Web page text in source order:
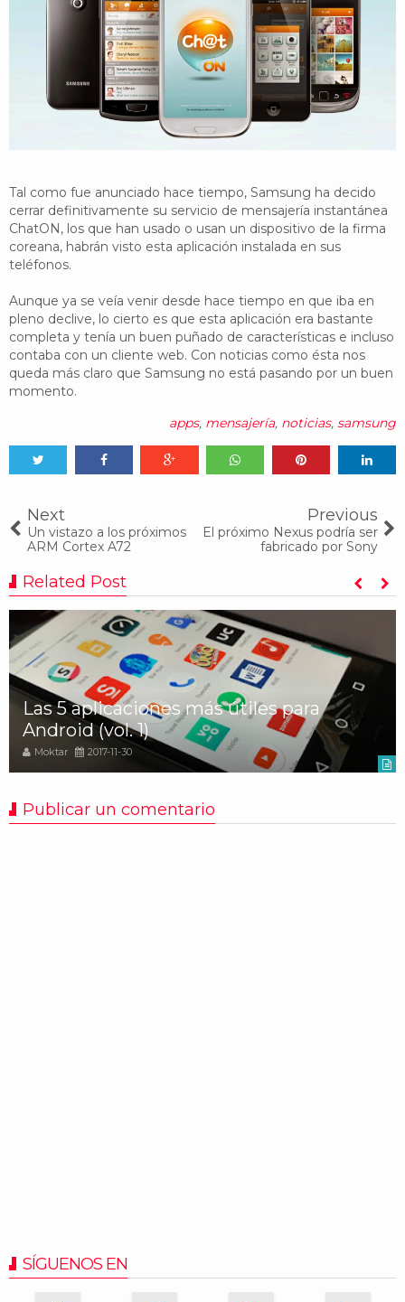
Tal como fue anunciado hace tiempo, Samsung ha decido
cerrar definitivamente su servicio de mensajería instantánea
ChatON, los que han usado o usan un dispositivo de la firma
coreana, habrán visto esta aplicación instalada en sus
teléfonos.
Aunque ya se veía venir desde hace tiempo en que iba en
pleno declive, lo cierto es que esta aplicación era bastante
completa y tenía un buen puñado de características e incluso
contaba con un cliente web. Con noticias como ésta nos
queda más claro que Samsung no está pasando por un buen
momento.
apps, mensajería, noticias, samsung
Next
Un vistazo a los próximos
ARM Cortex A72
Previous
El próximo Nexus podría ser
fabricado por Sony
Related Post
Las 5 aplicaciones más útiles para
Android (vol. 1)
Moktar 2017-11-30
Publicar un comentario
SÍGUENOS EN